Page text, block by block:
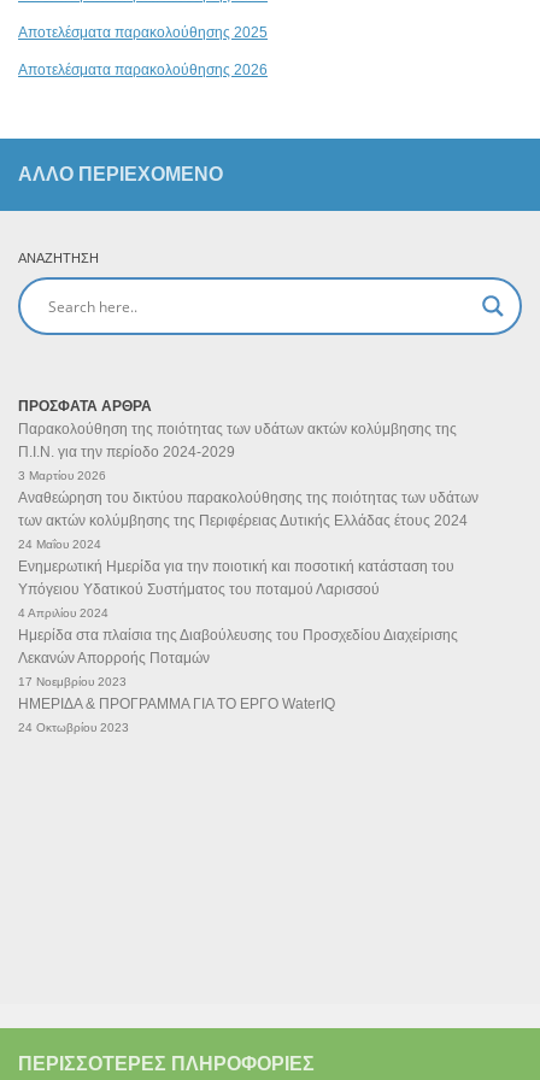
Αποτελέσματα παρακολούθησης 2025
Αποτελέσματα παρακολούθησης 2026
ΆΛΛΟ ΠΕΡΙΕΧΟΜΕΝΟ
ΑΝΑΖΉΤΗΣΗ
ΠΡΟΣΦΑΤΑ ΑΡΘΡΑ
Παρακολούθηση της ποιότητας των υδάτων ακτών κολύμβησης της
Π.Ι.Ν. για την περίοδο 2024-2029
3 Μαρτίου 2026
Αναθεώρηση του δικτύου παρακολούθησης της ποιότητας των υδάτων
των ακτών κολύμβησης της Περιφέρειας Δυτικής Ελλάδας έτους 2024
24 Μαΐου 2024
Ενημερωτική Ημερίδα για την ποιοτική και ποσοτική κατάσταση του
Υπόγειου Υδατικού Συστήματος του ποταμού Λαρισσού
4 Απριλίου 2024
Ημερίδα στα πλαίσια της Διαβούλευσης του Προσχεδίου Διαχείρισης
Λεκανών Απορροής Ποταμών
17 Νοεμβρίου 2023
ΗΜΕΡΙΔΑ & ΠΡΟΓΡΑΜΜΑ ΓΙΑ ΤΟ ΕΡΓΟ WaterIQ
24 Οκτωβρίου 2023
ΠΕΡΙΣΣΌΤΕΡΕΣ ΠΛΗΡΟΦΟΡΊΕΣ